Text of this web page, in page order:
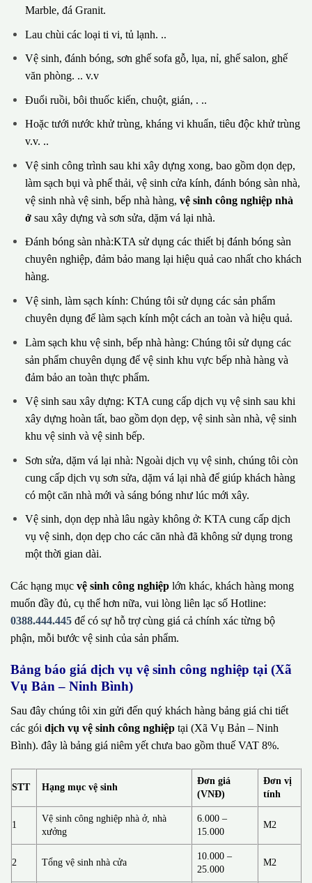
Marble, đá Granit.
Lau chùi các loại ti vi, tủ lạnh. ..
Vệ sinh, đánh bóng, sơn ghế sofa gỗ, lụa, nỉ, ghế salon, ghế
văn phòng. .. v.v
Đuổi ruồi, bôi thuốc kiến, chuột, gián, . ..
Hoặc tưới nước khử trùng, kháng vi khuẩn, tiêu độc khử trùng
v.v. ..
Vệ sinh công trình sau khi xây dựng xong, bao gồm dọn dẹp,
làm sạch bụi và phế thải, vệ sinh cửa kính, đánh bóng sàn nhà,
vệ sinh nhà vệ sinh, bếp nhà hàng, vệ sinh công nghiệp nhà
ởsau xây dựng và sơn sửa, dặm vá lại nhà.
Đánh bóng sàn nhà:KTA sử dụng các thiết bị đánh bóng sàn
chuyên nghiệp, đảm bảo mang lại hiệu quả cao nhất cho khách
hàng.
Vệ sinh, làm sạch kính: Chúng tôi sử dụng các sản phẩm
chuyên dụng để làm sạch kính một cách an toàn và hiệu quả.
Làm sạch khu vệ sinh, bếp nhà hàng: Chúng tôi sử dụng các
sản phẩm chuyên dụng để vệ sinh khu vực bếp nhà hàng và
đảm bảo an toàn thực phẩm.
Vệ sinh sau xây dựng: KTA cung cấp dịch vụ vệ sinh sau khi
xây dựng hoàn tất, bao gồm dọn dẹp, vệ sinh sàn nhà, vệ sinh
khu vệ sinh và vệ sinh bếp.
Sơn sửa, dặm vá lại nhà: Ngoài dịch vụ vệ sinh, chúng tôi còn
cung cấp dịch vụ sơn sửa, dặm vá lại nhà để giúp khách hàng
có một căn nhà mới và sáng bóng như lúc mới xây.
Vệ sinh, dọn dẹp nhà lâu ngày không ở: KTA cung cấp dịch
vụ vệ sinh, dọn dẹp cho các căn nhà đã không sử dụng trong
một thời gian dài.
Các hạng mục vệ sinh công nghiệp lớn khác, khách hàng mong
muốn đầy đủ, cụ thể hơn nữa, vui lòng liên lạc số Hotline:
0388.444.445 để có sự hỗ trợ cùng giá cả chính xác từng bộ
phận, mỗi bước vệ sinh của sản phẩm.
Bảng báo giá dịch vụ vệ sinh công nghiệp tại (Xã
Vụ Bản – Ninh Bình)
Sau đây chúng tôi xin gửi đến quý khách hàng bảng giá chi tiết
các gói dịch vụ vệ sinh công nghiệp tại (Xã Vụ Bản – Ninh
Bình). đây là bảng giá niêm yết chưa bao gồm thuế VAT 8%.
STT Hạng mục vệ sinh
Đơn giá
(VNĐ)
Đơn vị
tính
1
Vệ sinh công nghiệp nhà ở, nhà
xưởng
6.000 –
15.000
M2
2 Tổng vệ sinh nhà cửa
10.000 –
25.000
M2